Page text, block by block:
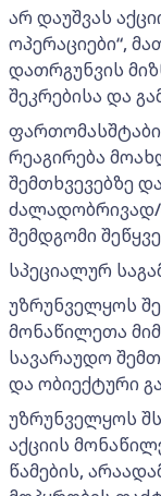
არ დაუშვას
ოპერაციები“,
დათრგუნვის
შეკრებისა და
რეაგირება
შემთხვევებზე
ძალადობრივად/
შემდგომი
სპეციალურ
უზრუნველყოს
მონაწილეთა
სავარაუდო
და ობიექტური
უზრუნველყოს
აქციის
წამების,